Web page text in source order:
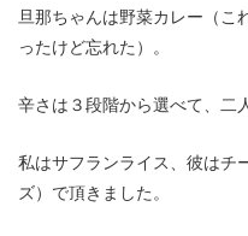
旦那ちゃんは野菜カレー（こ
ったけど忘れた）。
辛さは３段階から選べて、二
私はサフランライス、彼はチ
ズ）で頂きました。